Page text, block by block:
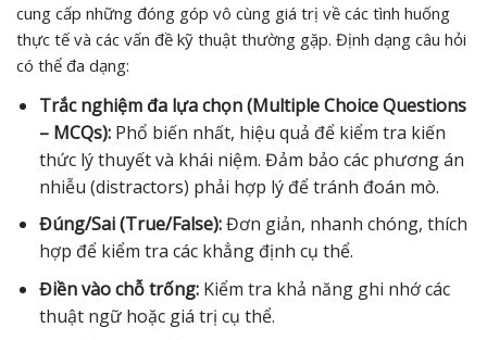
cung cấp những đóng góp vô cùng giá trị về các tình huống
thực tế và các vấn đề kỹ thuật thường gặp. Định dạng câu hỏi
có thể đa dạng:
Trắc nghiệm đa lựa chọn (Multiple Choice Questions
– MCQs):Phổ biến nhất, hiệu quả để kiểm tra kiến
thức lý thuyết và khái niệm. Đảm bảo các phương án
nhiễu (distractors) phải hợp lý để tránh đoán mò.
Đúng/Sai (True/False):Đơn giản, nhanh chóng, thích
hợp để kiểm tra các khẳng định cụ thể.
Điền vào chỗ trống:Kiểm tra khả năng ghi nhớ các
thuật ngữ hoặc giá trị cụ thể.